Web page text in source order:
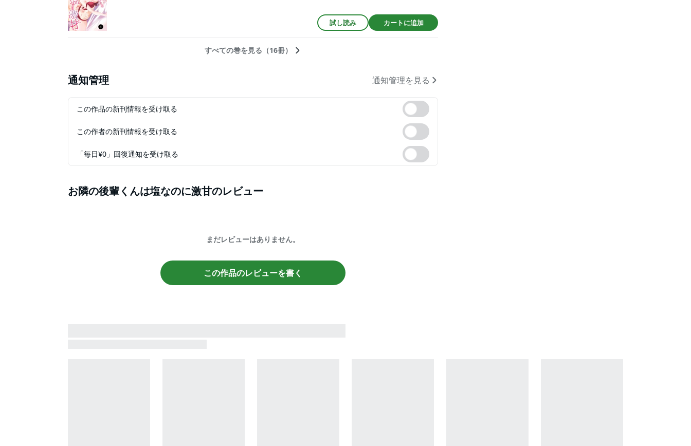
試し読み カートに追加
すべての巻を見る（16冊）
通知管理 通知管理を見る
この作品の新刊情報を受け取る
この作者の新刊情報を受け取る
「毎日¥0」回復通知を受け取る
お隣の後輩くんは塩なのに激甘のレビュー
まだレビューはありません。
この作品のレビューを書く